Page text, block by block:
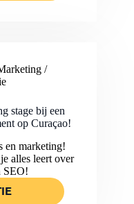
/
stage bij een
op Curaçao!
en marketing!
alles leert over
SEO!